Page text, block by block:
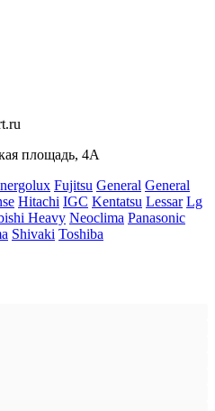
площадь, 4А
Fujitsu General General
Hitachi IGC Kentatsu Lessar Lg
Heavy Neoclima Panasonic
Shivaki Toshiba